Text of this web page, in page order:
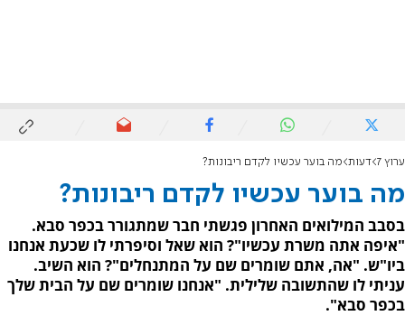
ערוץ 7 דעות מה בוער עכשיו לקדם ריבונות?
מה בוער עכשיו לקדם ריבונות?
בסבב המילואים האחרון פגשתי חבר שמתגורר בכפר סבא.
"איפה אתה משרת עכשיו"? הוא שאל וסיפרתי לו שכעת אנחנו
ביו"ש. "אה, אתם שומרים שם על המתנחלים"? הוא השיב.
עניתי לו שהתשובה שלילית. "אנחנו שומרים שם על הבית שלך
בכפר סבא".